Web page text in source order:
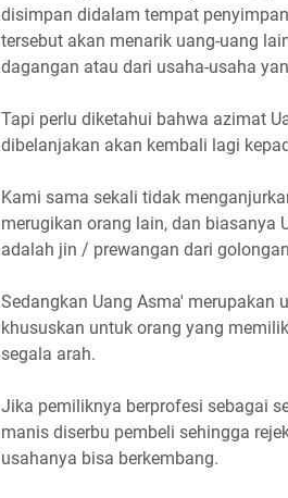
disimpan didalam tempat
tersebut akan menarik uang-uang
dagangan atau dari usaha-usaha
Tapi perlu diketahui bahwa azimat
dibelanjakan akan kembali lagi
Kami sama sekali tidak
merugikan orang lain, dan biasanya
adalah jin / prewangan dari
Sedangkan Uang Asma' merupakan
khususkan untuk orang yang
segala arah.
Jika pemiliknya berprofesi sebagai
manis diserbu pembeli sehingga
usahanya bisa berkembang.